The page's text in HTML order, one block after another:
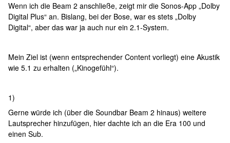
Wenn ich die Beam 2 anschließe, zeigt mir die Sonos-App „Dolby
Digital Plus“ an. Bislang, bei der Bose, war es stets „Dolby
Digital“, aber das war ja auch nur ein 2.1-System.
Mein Ziel ist (wenn entsprechender Content vorliegt) eine Akustik
wie 5.1 zu erhalten („Kinogefühl“).
1)
Gerne würde ich (über die Soundbar Beam 2 hinaus) weitere
Lautsprecher hinzufügen, hier dachte ich an die Era 100 und
einen Sub.